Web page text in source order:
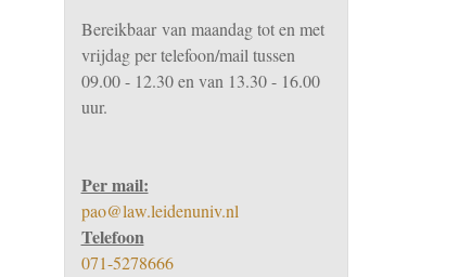
Bereikbaarvan maandag tot en met
vrijdag per telefoon/mail tussen
09.00 - 12.30 en van 13.30 - 16.00
uur.
Per mail:
pao@law.leidenuniv.nl
Telefoon
071-5278666